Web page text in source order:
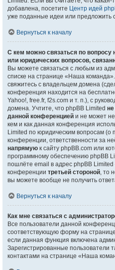
добавлена, посетите Центр идей
уже поданные идеи или предложить
Вернуться к началу
С кем можно связаться по вопросу
или юридических вопросов,
Вы можете связаться с любым из
списке на странице «Наша
свяжитесь с владельцем домена
конференция находится на
Yahoo!, free.fr, f2s.com и т. п.), с
домена. Учтите, что phpBB Limited не
данной конференцией и не может
кем и как данная конференция
Limited по юридическим вопросам (о
конференции, ответственности за
напрямую к сайту phpBB.com или
программному обеспечению phpBB
пошлёте email в адрес phpBB
конференции третьей стороной, то
вы можете вообще не получить
Вернуться к началу
Как мне связаться с
Все пользователи данной
соответствующую форму на
если данная функция включена
Зарегистрированные пользователи
контактами на странице «Наша